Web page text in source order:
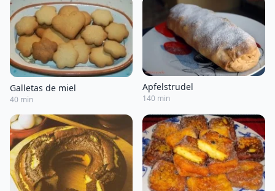
Galletas de miel
40 min
Apfelstrudel
140 min